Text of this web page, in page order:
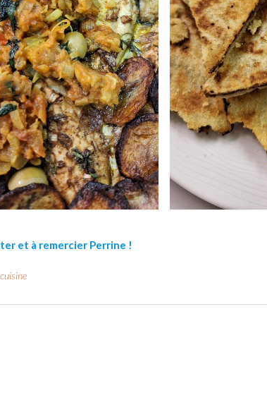
et à remercier Perrine !
cuisine